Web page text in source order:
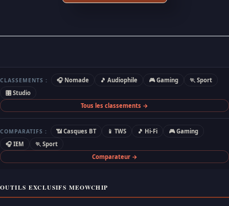
CLASSEMENTS : 🎧 Nomade 🎵 Audiophile 🎮 Gaming
🏃 Sport
🎛 Studio
Tous les classements →
COMPARATIFS : 📶 Casques BT 📱 TWS 🎵 Hi-Fi
🎮 Gaming
🎧 IEM
🏃 Sport
Comparateur →
OUTILS EXCLUSIFS MEOWCHIP